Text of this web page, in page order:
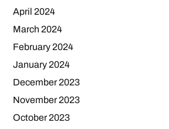
April 2024
March 2024
February 2024
January 2024
December 2023
November 2023
October 2023